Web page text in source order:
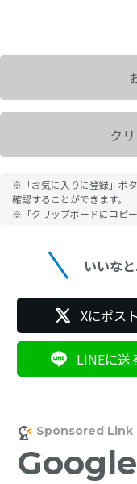
ク
※「お気に入りに登録」ボタ
確認することができます。
※「クリップボードにコピ
いいな
Xにポスト
LINEに送